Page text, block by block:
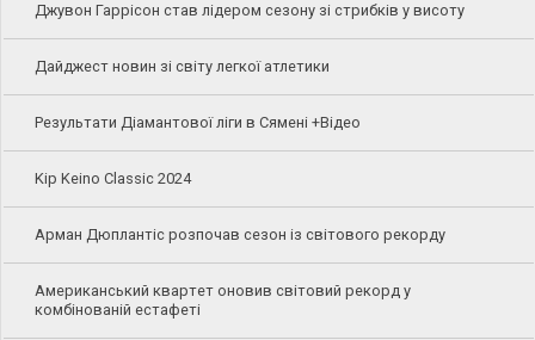
Джувон Гаррісон став лідером сезону зі стрибків у висоту
Дайджест новин зі світу легкої атлетики
Результати Діамантової ліги в Сямені +Відео
Kip Keino Classic 2024
Арман Дюплантіс розпочав сезон із світового рекорду
Американський квартет оновив світовий рекорд у
комбінованій естафеті